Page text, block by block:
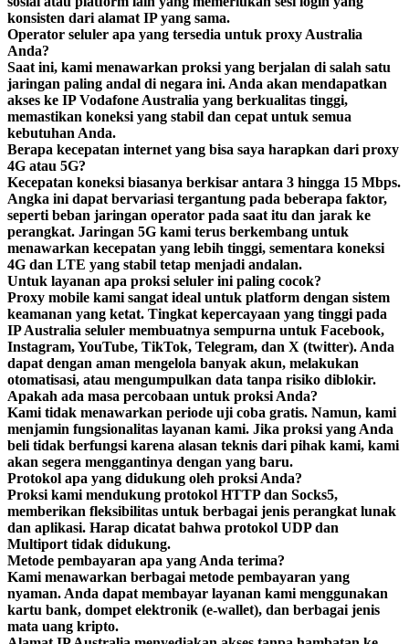
konsisten dari alamat IP yang sama.
Operator seluler apa yang tersedia untuk proxy Australia
Anda?
Saat ini, kami menawarkan proksi yang berjalan di salah satu
jaringan paling andal di negara ini. Anda akan mendapatkan
akses ke IP Vodafone Australia yang berkualitas tinggi,
memastikan koneksi yang stabil dan cepat untuk semua
kebutuhan Anda.
Berapa kecepatan internet yang bisa saya harapkan dari proxy
4G atau 5G?
Kecepatan koneksi biasanya berkisar antara 3 hingga 15 Mbps.
Angka ini dapat bervariasi tergantung pada beberapa faktor,
seperti beban jaringan operator pada saat itu dan jarak ke
perangkat. Jaringan 5G kami terus berkembang untuk
menawarkan kecepatan yang lebih tinggi, sementara koneksi
4G dan LTE yang stabil tetap menjadi andalan.
Untuk layanan apa proksi seluler ini paling cocok?
Proxy mobile kami sangat ideal untuk platform dengan sistem
keamanan yang ketat. Tingkat kepercayaan yang tinggi pada
IP Australia seluler membuatnya sempurna untuk Facebook,
Instagram, YouTube, TikTok, Telegram, dan X (twitter). Anda
dapat dengan aman mengelola banyak akun, melakukan
otomatisasi, atau mengumpulkan data tanpa risiko diblokir.
Apakah ada masa percobaan untuk proksi Anda?
Kami tidak menawarkan periode uji coba gratis. Namun, kami
menjamin fungsionalitas layanan kami. Jika proksi yang Anda
beli tidak berfungsi karena alasan teknis dari pihak kami, kami
akan segera menggantinya dengan yang baru.
Protokol apa yang didukung oleh proksi Anda?
Proksi kami mendukung protokol HTTP dan Socks5,
memberikan fleksibilitas untuk berbagai jenis perangkat lunak
dan aplikasi. Harap dicatat bahwa protokol UDP dan
Multiport tidak didukung.
Metode pembayaran apa yang Anda terima?
Kami menawarkan berbagai metode pembayaran yang
nyaman. Anda dapat membayar layanan kami menggunakan
kartu bank, dompet elektronik (e-wallet), dan berbagai jenis
mata uang kripto.